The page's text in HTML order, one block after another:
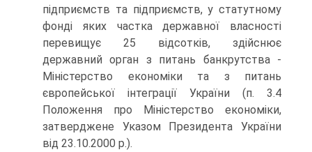
підприємств та підприємств, у статутному
фонді яких частка державної власності
перевищує 25 відсотків, здійснює
державний орган з питань банкрутства -
Міністерство економіки та з питань
європейської інтеграції України (п. 3.4
Положення про Міністерство економіки,
затверджене Указом Президента України
від 23.10.2000 p.).